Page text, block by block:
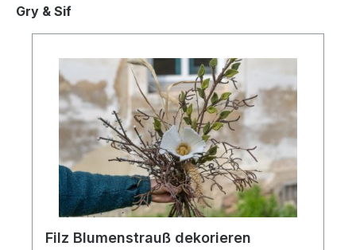
Gry & Sif
Filz Blumenstrauß dekorieren